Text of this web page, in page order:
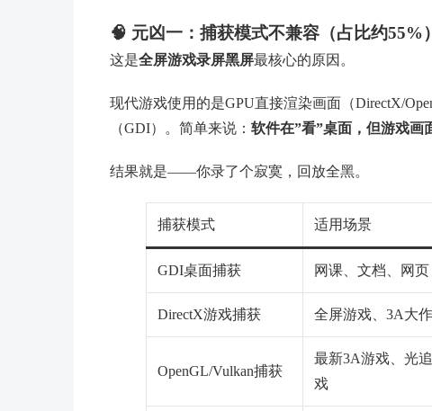
🧠 元凶一：捕获模式不兼容（占比约55%）
这是全屏游戏录屏黑屏最核心的原因。
现代游戏使用的是GPU直接渲染画面（DirectX/
（GDI）。简单来说： 软件在”看”桌面，但游戏画
结果就是——你录了个寂寞，回放全黑。
捕获模式 适用场景
GDI桌面捕获 网课、文档、网页
DirectX游戏捕获 全屏游戏、3A大作
OpenGL/Vulkan捕获
最新3A游戏、光
戏